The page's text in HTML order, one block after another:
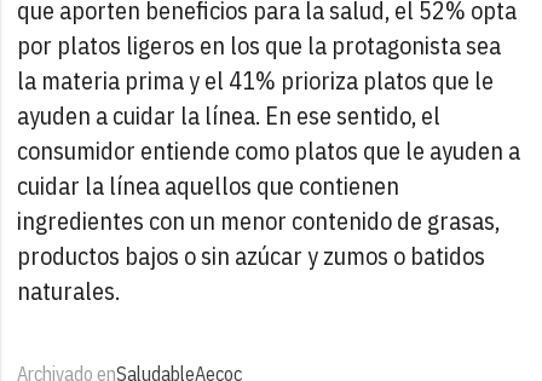
que aporten beneficios para la salud, el 52% opta
por platos ligeros en los que la protagonista sea
la materia prima y el 41% prioriza platos que le
ayuden a cuidar la línea. En ese sentido, el
consumidor entiende como platos que le ayuden a
cuidar la línea aquellos que contienen
ingredientes con un menor contenido de grasas,
productos bajos o sin azúcar y zumos o batidos
naturales.
Archivado enSaludableAecoc